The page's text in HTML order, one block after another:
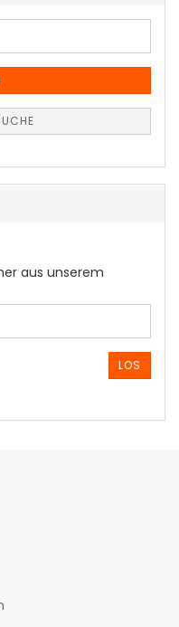
aus unserem
LOS